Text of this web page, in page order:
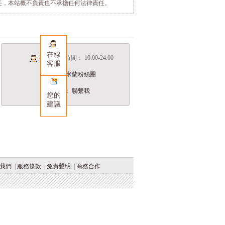
在線
客服
您的
建議
本站概不負責也不承擔任何法律責任。
客服服務 時間： 10:00-24:00
： 米蘭粉絲團
：聯繫我
們 服務條款 免責聲明 商務合作